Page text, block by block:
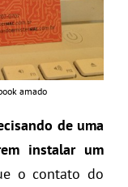
amado
de uma
instalar um
o contato do